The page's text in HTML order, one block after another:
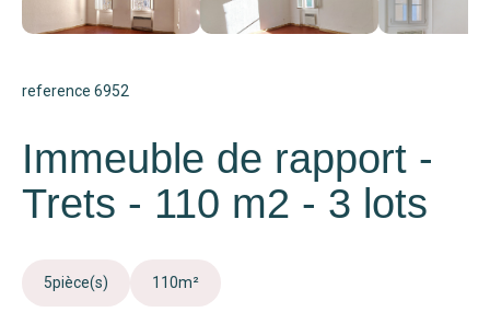
reference 6952
Immeuble de rapport -
Trets - 110 m2 - 3 lots
5pièce(s) 110m²